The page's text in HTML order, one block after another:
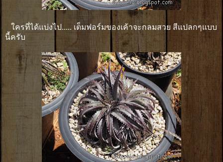
ใครที่ได้แบ่งไป..... เต็มฟอร์มของเค้าจะกลมสวย สีแปลกๆแบบ
นี้ครับ